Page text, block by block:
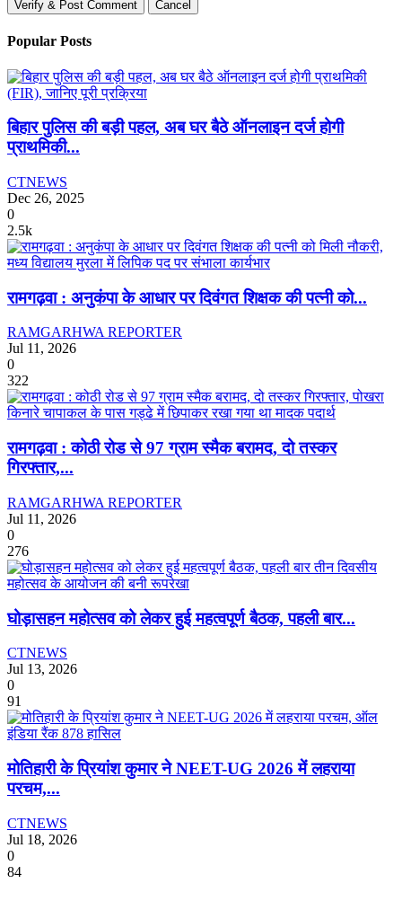
Verify & Post Comment Cancel
Popular Posts
बिहार पुलिस की बड़ी पहल, अब घर बैठे ऑनलाइन दर्ज होगी
प्राथमिकी...
CTNEWS
Dec 26, 2025
0
2.5k
रामगढ़वा : अनुकंपा के आधार पर दिवंगत शिक्षक की पत्नी को...
RAMGARHWA REPORTER
Jul 11, 2026
0
322
रामगढ़वा : कोठी रोड से 97 ग्राम स्मैक बरामद, दो तस्कर
गिरफ्तार,...
RAMGARHWA REPORTER
Jul 11, 2026
0
276
घोड़ासहन महोत्सव को लेकर हुई महत्वपूर्ण बैठक, पहली बार...
CTNEWS
Jul 13, 2026
0
91
मोतिहारी के प्रियांश कुमार ने NEET-UG 2026 में लहराया
परचम,...
CTNEWS
Jul 18, 2026
0
84